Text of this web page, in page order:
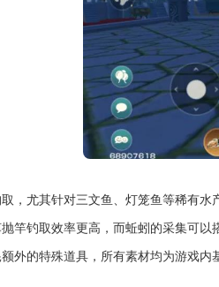
，尤其针对三文鱼、灯笼鱼等稀有
竿钓取效率更高，而蚯蚓的采集可
外的特殊道具，所有素材均为游戏内